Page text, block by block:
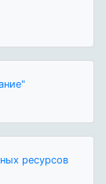
ресурсов